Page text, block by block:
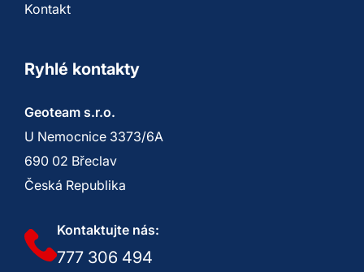
Kontakt
Ryhlé kontakty
Geoteam s.r.o.
U Nemocnice 3373/6A
690 02 Břeclav
Česká Republika
Kontaktujte nás:
777 306 494